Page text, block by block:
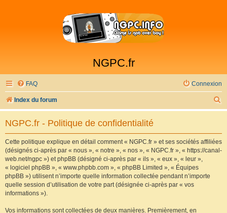
NGPC.fr
FAQ Connexion
Index du forum
e
e
NGPC.fr - Politique de confidentialité
Cette politique explique en détail comment « NGPC.fr » et ses sociétés affiliées
(désignés ci-après par « nous », « notre », « nos », « NGPC.fr », « https://canal-
web.net/ngpc ») et phpBB (désigné ci-après par « ils », « eux », « leur »,
« logiciel phpBB », « www.phpbb.com », « phpBB Limited », « Équipes
phpBB ») utilisent n’importe quelle information collectée pendant n’importe
quelle session d’utilisation de votre part (désignée ci-après par « vos
informations »).
Vos informations sont collectées de deux manières. Premièrement, en